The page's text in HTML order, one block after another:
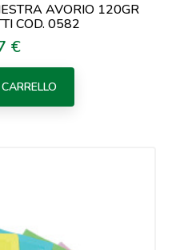
AVORIO 120GR
COD. 0582
€